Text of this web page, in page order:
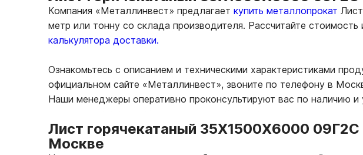
Компания «Металлинвест» предлагает купить металлопрокат
метр или тонну со склада производителя. Рассчитайте
калькулятора доставки.
Ознакомьтесь с описанием и техническими характеристиками
официальном сайте «Металлинвест», звоните по телефону в
Наши менеджеры оперативно проконсультируют вас по наличию
Лист горячекатаный 35Х1500Х6000
Москве